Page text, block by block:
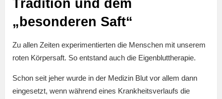
Tradition und dem
„besonderen Saft“
Zu allen Zeiten experimentierten die Menschen mit unserem
roten Körpersaft. So entstand auch die Eigenbluttherapie.
Schon seit jeher wurde in der Medizin Blut vor allem dann
eingesetzt, wenn während eines Krankheitsverlaufs die